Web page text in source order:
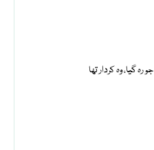
جو رہ گیا، وہ کردار تھا